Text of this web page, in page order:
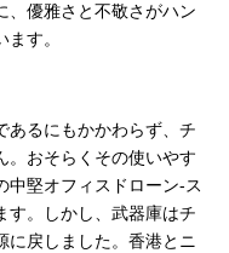
、優雅さと不敬さがハン
す。
あるにもかかわらず、チ
。おそらくその使いやす
中堅オフィスドローン-ス
す。しかし、武器庫はチ
に戻しました。香港とニ